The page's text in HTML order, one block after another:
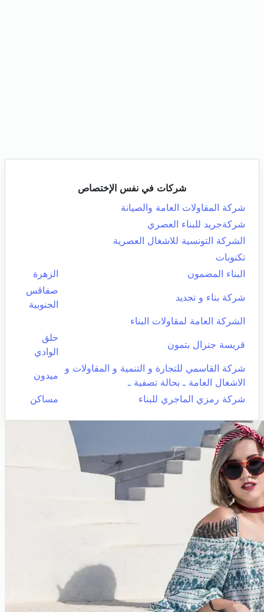
شركات في نفس الإختصاص
شركة المقاولات العامة والصيانة
شركةجريد للبناء العصري
الشركة التونسية للاشغال العصرية
تكنوبات
البناء المضمون
الزهرة
شركة بناء و تجديد
صفاقس
الجنوبية
الشركة العامة لمقاولات البناء
قريسة جنرال بتمون
حلق
الوادي
شركة القاسمي للتجارة و التنمية و المقاولات و
الاشغال العامة ـ بحالة تصفية ـ
ميدون
شركة رمزي الماجري للبناء مساكن